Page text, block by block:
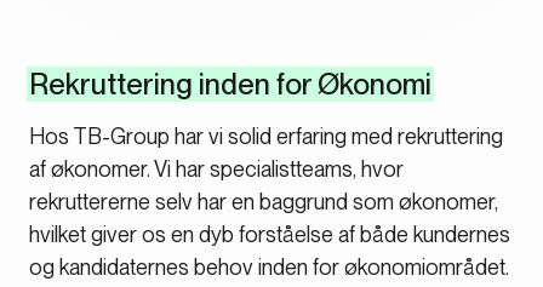
Rekruttering inden for Økonomi
Hos TB-Group har vi solid erfaring med rekruttering
af økonomer. Vi har specialistteams, hvor
rekruttererne selv har en baggrund som økonomer,
hvilket giver os en dyb forståelse af både kundernes
og kandidaternes behov inden for økonomiområdet.